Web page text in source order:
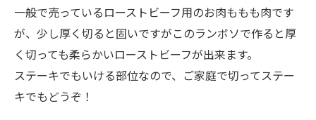
一般で売っているローストビーフ用のお肉ももも肉です
が、少し厚く切ると固いですがこのランボソで作ると厚
く切っても柔らかいローストビーフが出来ます。
ステーキでもいける部位なので、ご家庭で切ってステー
キでもどうぞ！